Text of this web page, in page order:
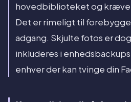
hovedbiblioteket og kræver
Det er rimeligt til
adgang. Skjulte fotos er
inkluderes i
enhver der kan tvinge din